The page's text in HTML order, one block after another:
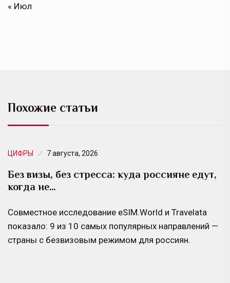
« Июл
Похожие статьи
ЦИФРЫ 7 августа, 2026
Без визы, без стресса: куда россияне едут,
когда не…
Совместное исследование eSIM.World и Travelata
показало: 9 из 10 самых популярных направлений —
страны с безвизовым режимом для россиян.